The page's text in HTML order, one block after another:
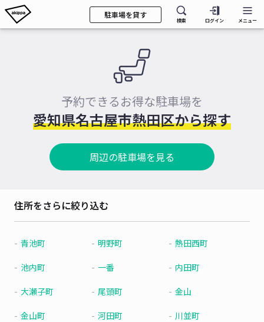
駐車場を貸す
検索 ログイン メニュー
予約できるお得な駐車場を
愛知県名古屋市熱田区から探す
周辺の駐車場を見る
住所をさらに絞り込む
青池町 明野町 熱田西町
池内町 一番 内田町
大瀬子町 尾頭町 金山
金山町 河田町 川並町